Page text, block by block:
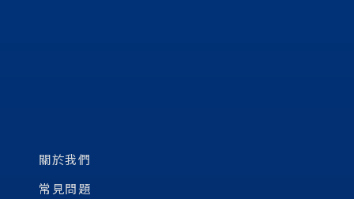
關於我們
常見問題